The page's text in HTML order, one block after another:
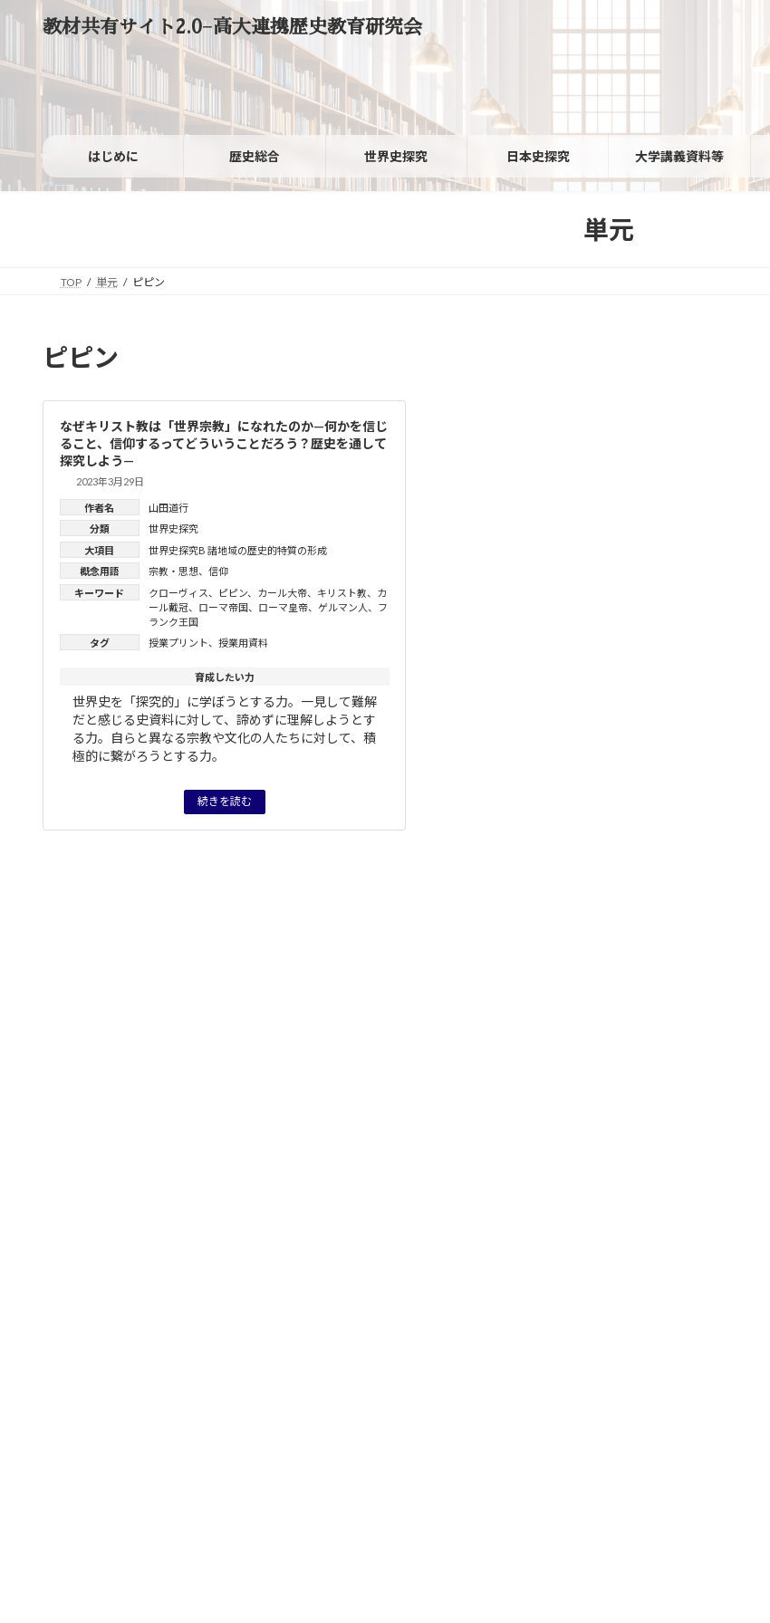
ン
ッ
ー
移
教材共有サイト2.0−高大連携歴史教育研究会
はじめに 歴史総合 世界史探究 日本史探究 大学講義資料等
単元
TOP 単元 ピピン
ピピン
なぜキリスト教は「世界宗教」になれたのか—何かを信じ
ること、信仰するってどういうことだろう？歴史を通して
探究しよう—
2023年3月29日
タグ 授業プリント、 授業用資料
作者名 山田道行
大項目
世界史探究B 諸地域の歴史的特質の形成
概念用語
宗教・思想、 信仰
キーワード
クローヴィス、 ピピン、 カール大帝、 キリスト教、
カ
ール戴冠、 ローマ帝国、 ローマ皇帝、 ゲルマン人、
フ
ランク王国
分類 世界史探究
続きを読む
育成したい力
世界史を「探究的」に学ぼうとする力。一見して難解
だと感じる史資料に対して、諦めずに理解しようとす
る力。自らと異なる宗教や文化の人たちに対して、積
極的に繋がろうとする力。